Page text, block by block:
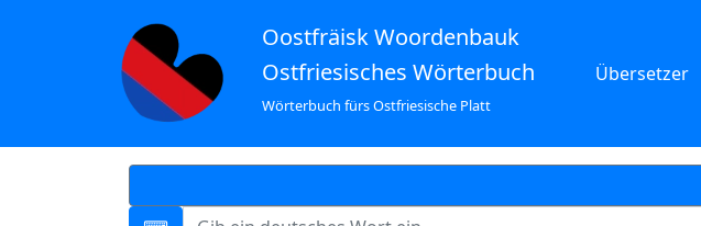
Oostfräisk Woordenbauk
Ostfriesisches Wörterbuch
Wörterbuch fürs Ostfriesische Platt
Übersetzer